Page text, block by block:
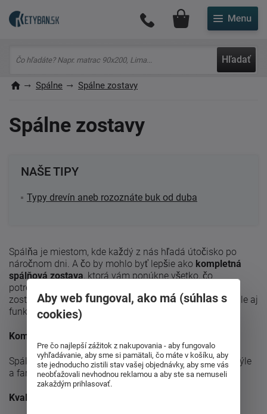
Hľadať
Môj účet
Spálne Spálne zostavy
Spálne zostavy
NAŠE TIPY
Typy drevín aneb rozoznáte buk od duba
Spálňa je miestom, kde každý z nás hľadá útočisko po
náročnom dni. A čo by mohlo byť lepšie ako kompletná
spálňová zostava, ktorá vám ponúkne všetko, čo
potrebujete pre dokonalý odpočinok? Naše spálňové
zostavy sú navrhnuté tak, aby spĺňali nielen estetické, ale aj
funkčné požiadavky moderného života.
Kompletné riešenie
Spálňové zostavy sú obvykle navrhnuté v jednotnom štýle
a farbe, čo vytvára harmonický a ucelený vzhľad.
Kvalita a dizajn
Aby web fungoval, ako má (súhlas s
cookies)
Pre čo najlepší zážitok z nakupovania - aby fungovalo
vyhľadávanie, aby sme si pamätali, čo máte v košíku, aby
ste jednoducho zistili stav vašej objednávky, aby sme vás
neobťažovali nevhodnou reklamou a aby ste sa nemuseli
zakaždým prihlasovať.